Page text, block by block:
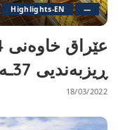
—
Highlights-EN
ڕیزبەندیی 37ـەمینی جیهان نزیكدەبێتەوە
18/03/2022